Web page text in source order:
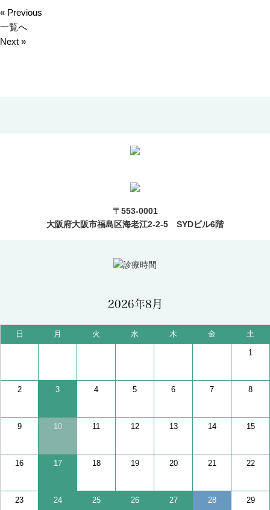
« Previous
一覧へ
Next »
〒553-0001
大阪府大阪市福島区海老江2-2-5 SYDビル6階
2026年8月
日 月 火 水 木 金 土
1
2 3 4 5 6 7 8
9 10 11 12 13 14 15
16 17 18 19 20 21 22
23 24 25 26 27 28 29